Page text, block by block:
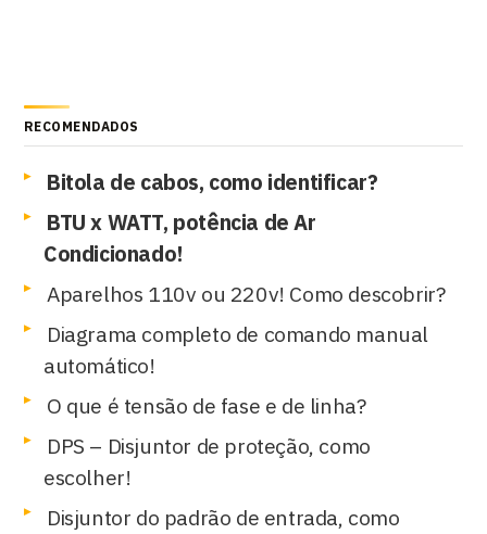
RECOMENDADOS
Bitola de cabos, como identificar?
BTU x WATT, potência de Ar
Condicionado!
Aparelhos 110v ou 220v! Como descobrir?
Diagrama completo de comando manual
automático!
O que é tensão de fase e de linha?
DPS – Disjuntor de proteção, como
escolher!
Disjuntor do padrão de entrada, como